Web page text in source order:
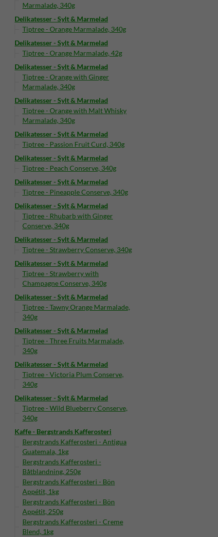
Marmalade, 340g
Delikatesser - Sylt & Marmelad
Tiptree - Orange Marmalade, 340g
Delikatesser - Sylt & Marmelad
Tiptree - Orange Marmalade, 42g
Delikatesser - Sylt & Marmelad
Tiptree - Orange with Ginger
Marmalade, 340g
Delikatesser - Sylt & Marmelad
Tiptree - Orange with Malt Whisky
Marmalade, 340g
Delikatesser - Sylt & Marmelad
Tiptree - Passion Fruit Curd, 340g
Delikatesser - Sylt & Marmelad
Tiptree - Peach Conserve, 340g
Delikatesser - Sylt & Marmelad
Tiptree - Pineapple Conserve, 340g
Delikatesser - Sylt & Marmelad
Tiptree - Rhubarb with Ginger
Conserve, 340g
Delikatesser - Sylt & Marmelad
Tiptree - Strawberry Conserve, 340g
Delikatesser - Sylt & Marmelad
Tiptree - Strawberry with
Champagne Conserve, 340g
Delikatesser - Sylt & Marmelad
Tiptree - Tawny Orange Marmalade,
340g
Delikatesser - Sylt & Marmelad
Tiptree - Three Fruits Marmalade,
340g
Delikatesser - Sylt & Marmelad
Tiptree - Victoria Plum Conserve,
340g
Delikatesser - Sylt & Marmelad
Tiptree - Wild Blueberry Conserve,
340g
Kaffe - Bergstrands Kafferosteri
Bergstrands Kafferosteri - Antigua
Guatemala, 1kg
Bergstrands Kafferosteri -
Båtblandning, 250g
Bergstrands Kafferosteri - Bön
Appétit, 1kg
Bergstrands Kafferosteri - Bön
Appétit, 250g
Bergstrands Kafferosteri - Creme
Blend, 1kg